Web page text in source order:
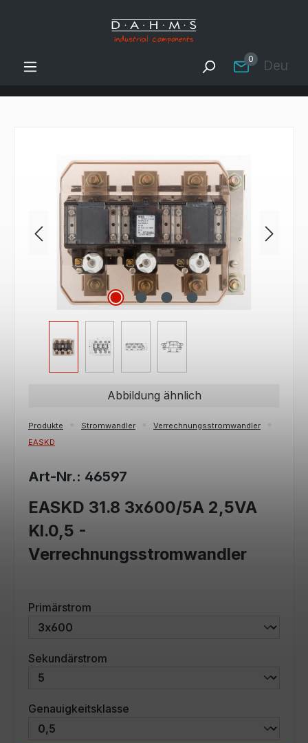
Zum Hauptinhalt springen
0
Bildergalerie überspringen
Abbildung ähnlich
Produkte Stromwandler
Verrechnungsstromwandler
EASKD
Art-Nr.: 46597
EASKD 31.8 3x600/5A 2,5VA
Kl.0,5 -
Verrechnungsstromwandler
Primärstrom
Sekundärstrom
Genauigkeitsklasse